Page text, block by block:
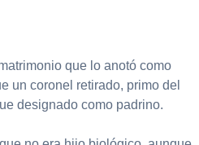
que lo anotó como
un coronel retirado, primo del
designado como padrino.